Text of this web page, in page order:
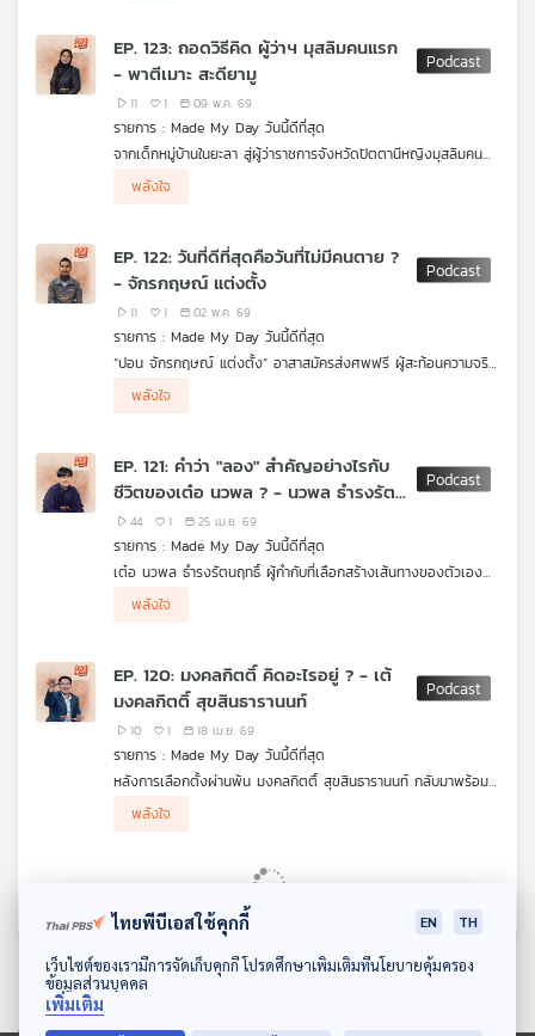
ดาวน์โหลด Thai PBS Podcast Application
เราจะทิ้งอะไรไว้ให้คนจดจำบ้าง ?
EP. 123: ถอดวิธีคิด ผู้ว่าฯ มุสลิมคนแรก
- พาตีเมาะ สะดียามู
11 1 09 พ.ค. 69
รายการ : Made My Day วันนี้ดีที่สุด
จากเด็กหมู่บ้านในยะลา สู่ผู้ว่าราชการจังหวัดปัตตานีหญิงมุสลิมคน
แรก พาตีเมาะ สะดียามู ใช้ "การศึกษาและความพยายาม" ฝ่าข้อ
จำกัด พิสูจน์ตัวเองในระบบราชการจนได้รับความเชื่อมั่น เธอขับ
พื้นที่ ท่ามกลางความขัดแย้ง เธอเลือก "นิ่งแต่ทำ" ยึดการให้เกียรติ
ความเป็นมนุษย์ สร้างความร่วมมือและพลังบวก เพื่อพาปัตตานีไปสู่
สันติภาพอย่างยั่งยืน
พลังใจ
EP. 122: วันที่ดีที่สุดคือวันที่ไม่มีคนตาย ?
- จักรกฤษณ์ แต่งตั้ง
11 1 02 พ.ค. 69
รายการ : Made My Day วันนี้ดีที่สุด
“ปอน จักรกฤษณ์ แต่งตั้ง” อาสาสมัครส่งศพฟรี ผู้สะท้อนความจริง
ของสังคมไทยผ่านคำพูดตรงไปตรงมา ทั้งเรื่องความยากจน ความ
ตาย ภาระของคนเป็น และจรรยาบรรณของธุรกิจความตาย “ความ
รับมือคำวิจารณ์ ทั้งหมดนี้นำไปสู่ “คำคมชีวิต” ที่กลายเป็นเอกลักษณ์
ของเขาและความปรารถนาที่เรียบง่ายแต่ทรงพลัง วันที่ดีที่สุดของเขา
คือวันที่ไม่มีใครต้องสูญเสีย
พลังใจ
EP. 121: คำว่า "ลอง" สำคัญอย่างไรกับ
ชีวิตของเต๋อ นวพล ? - นวพล ธำรงรัตน
ฤทธิ์
44 1 25 เม.ย. 69
รายการ : Made My Day วันนี้ดีที่สุด
เต๋อ นวพล ธำรงรัตนฤทธิ์ ผู้กำกับที่เลือกสร้างเส้นทางของตัวเอง
ด้วยคำว่า “ลอง” จากจุดเริ่มต้นในสายอักษรศาสตร์ เขาฝึกทำหนัง
ด้วยตัวเองผ่านการลองผิดลองถูก ค่อย ๆ เรียนรู้จากฟีดแบ็ก เพื่อ
แนวคิดสำคัญของเขาคือการ “ขุดทางน้ำเอง” ไม่รอโอกาสจากกระแส
หลัก แต่ค่อย ๆ สร้างพื้นที่ของตัวเองขึ้นมา มองความล้มเหลวเป็น
หนึ่งในเส้นทาง สิ่งสำคัญกว่าคือการได้สร้างงานที่ซื่อสัตย์กับตัวเอง
และมีคนดูที่เข้าใจ
เรื่องราวของเขาจึงไม่ใช่แค่เส้นทางของผู้กำกับคนหนึ่ง แต่เป็นบท
พลังใจ
EP. 120: มงคลกิตติ์ คิดอะไรอยู่ ? - เต้
มงคลกิตติ์ สุขสินธารานนท์
10 1 18 เม.ย. 69
รายการ : Made My Day วันนี้ดีที่สุด
หลังการเลือกตั้งผ่านพ้น มงคลกิตติ์ สุขสินธารานนท์ กลับมาพร้อม
มุมมองชีวิตและอุดมการณ์ทางการเมืองที่ชัดเจนยิ่งขึ้น กับนโยบาย
สุดขอบจักรวาล ทั้งกองทัพอวกาศและการคืนชีพไดโนเสาร์ ที่เขาเชื่อ
การท้าชนระบบการเมืองแบบเดิมและปัญหาคอร์รัปชัน พร้อมฝาก
ความหวังไว้กับคนรุ่นใหม่ในการพาประเทศสู่อนาคต และปิดท้ายด้วย
ภาพจำใหม่ “เต้ ทะลุอวกาศ” ผู้ต้องการสร้างชื่อไว้ในประวัติศาสตร์
ด้วยการเมืองที่โปร่งใสและไม่ซื้อเสียง
พลังใจ
ไทยพีบีเอสใช้คุกกี้ EN TH
เว็บไซต์ของเรามีการจัดเก็บคุกกี้ โปรดศึกษาเพิ่มเติมที่นโยบายคุ้มครอง
ข้อมูลส่วนบุคคล
เพิ่มเติม